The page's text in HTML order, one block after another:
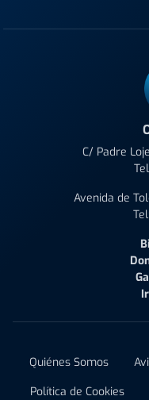
C/ Padre
Avenida de
Tel:
Quiénes Somos
Política de Cookies